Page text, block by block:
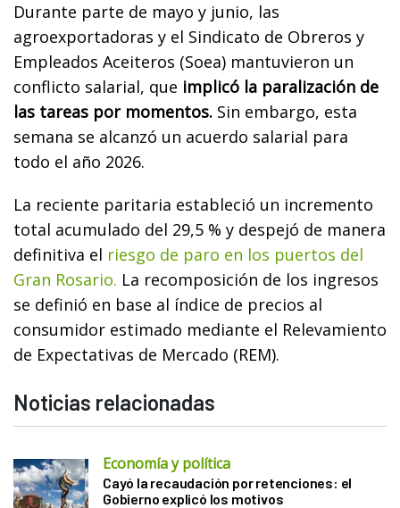
Durante parte de mayo y junio, las
agroexportadoras y el Sindicato de Obreros y
Empleados Aceiteros (Soea) mantuvieron un
conflicto salarial, que implicó la paralización de
las tareas por momentos. Sin embargo, esta
semana se alcanzó un acuerdo salarial para
todo el año 2026.
La reciente paritaria estableció un incremento
total acumulado del 29,5 % y despejó de manera
definitiva el riesgo de paro en los puertos del
Gran Rosario. La recomposición de los ingresos
se definió en base al índice de precios al
consumidor estimado mediante el Relevamiento
de Expectativas de Mercado (REM).
Noticias relacionadas
Economía y política
Cayó la recaudación por retenciones: el
Gobierno explicó los motivos